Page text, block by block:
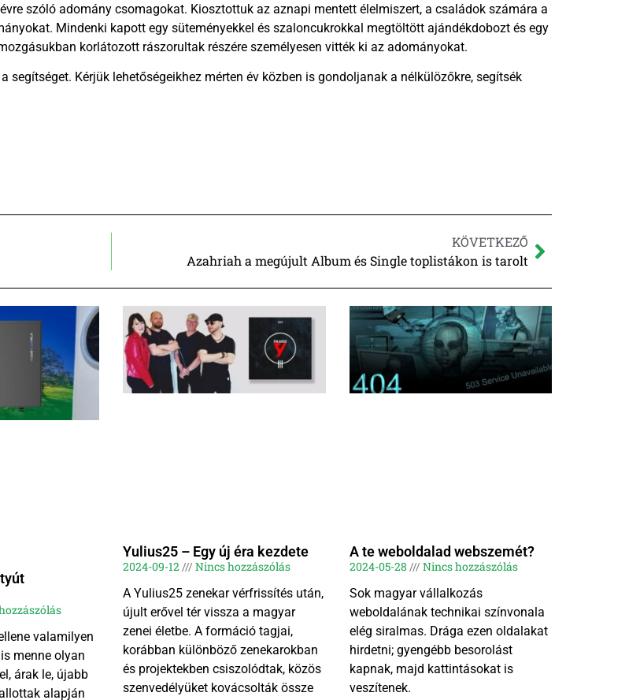
szóló adomány csomagokat. Kiosztottuk az aznapi mentett élelmiszert, a családok számára a
Mindenki kapott egy süteményekkel és szaloncukrokkal megtöltött ajándékdobozt és egy
korlátozott rászorultak részére személyesen vitték ki az adományokat.
Kérjük lehetőségeikhez mérten év közben is gondoljanak a nélkülözőkre, segítsék
KÖVETKEZŐ
Azahriah a megújult Album és Single toplistákon is tarolt
valamilyen
menne olyan
árak le, újabb
alapján
Yulius25 – Egy új éra kezdete
2024-09-12
Nincs hozzászólás
A Yulius25 zenekar vérfrissítés után,
újult erővel tér vissza a magyar
zenei életbe. A formáció tagjai,
korábban különböző zenekarokban
és projektekben csiszolódtak, közös
szenvedélyüket kovácsolták össze
A te weboldalad webszemét?
2024-05-28
Nincs hozzászólás
Sok magyar vállalkozás
weboldalának technikai színvonala
elég siralmas. Drága ezen oldalakat
hirdetni; gyengébb besorolást
kapnak, majd kattintásokat is
veszítenek.